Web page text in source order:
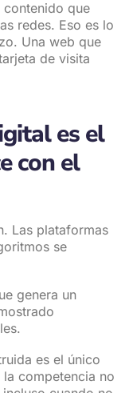
que
redes. Eso es lo
Una web que
de visita
es el
con el
Las plataformas
se
genera un
es el único
competencia no